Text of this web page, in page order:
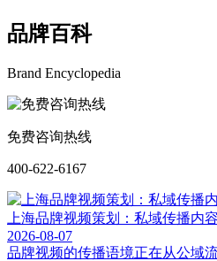
品牌百科
Brand Encyclopedia
免费咨询热线
400-622-6167
上海品牌视频策划：私域传播内
2026-08-07
品牌视频的传播语境正在从公域